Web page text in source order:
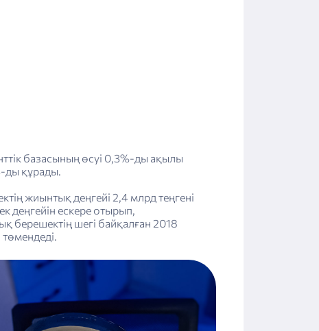
базасының өсуі 0,3%-ды ақылы
ды құрады.
жиынтық деңгейі 2,4 млрд теңгені
деңгейін ескере отырып,
берешектің шегі байқалған 2018